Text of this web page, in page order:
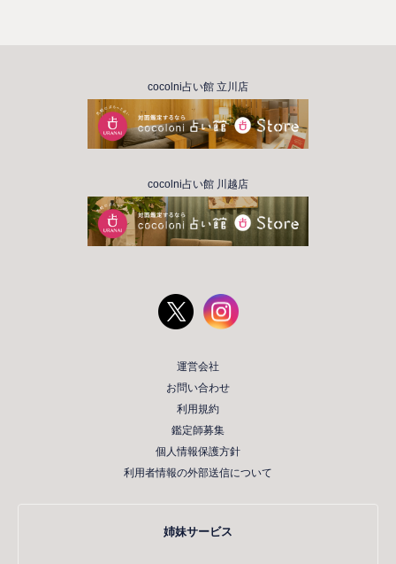
cocolni占い館 立川店
cocolni占い館 川越店
運営会社
お問い合わせ
利用規約
鑑定師募集
個人情報保護方針
利用者情報の外部送信について
姉妹サービス